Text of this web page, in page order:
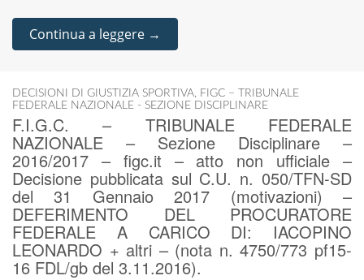
Continua a leggere →
DECISIONI DI GIUSTIZIA SPORTIVA, FIGC – TRIBUNALE
FEDERALE NAZIONALE - SEZIONE DISCIPLINARE
F.I.G.C. – TRIBUNALE FEDERALE
NAZIONALE – Sezione Disciplinare –
2016/2017 – figc.it – atto non ufficiale –
Decisione pubblicata sul C.U. n. 050/TFN-SD
del 31 Gennaio 2017 (motivazioni) –
DEFERIMENTO DEL PROCURATORE
FEDERALE A CARICO DI: IACOPINO
LEONARDO + altri – (nota n. 4750/773 pf15-
16 FDL/gb del 3.11.2016).